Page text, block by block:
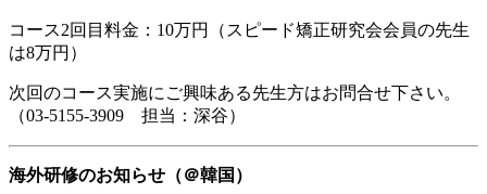
コース2回目料金：10万円（スピード矯正研究会会員の先生
は8万円）
次回のコース実施にご興味ある先生方はお問合せ下さい。
（03-5155-3909 担当：深谷）
海外研修のお知らせ（＠韓国）